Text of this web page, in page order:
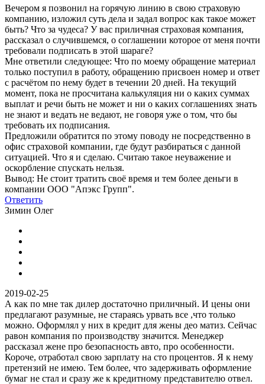
Вечером я позвонил на горячую линию в свою страховую
компанию, изложил суть дела и задал вопрос как такое может
быть? Что за чудеса? У вас приличная страховая компания,
рассказал о случившемся, о соглашении которое от меня почти
требовали подписать в этой шараге?
Мне ответили следующее: Что по моему обращение материал
только поступил в работу, обращению присвоен номер и ответ
с расчётом по нему будет в течении 20 дней. На текущий
момент, пока не просчитана калькуляция ни о каких суммах
выплат и речи быть не может и ни о каких соглашениях знать
не знают и ведать не ведают, не говоря уже о том, что бы
требовать их подписания.
Предложили обратится по этому поводу не посредственно в
офис страховой компании, где будут разбираться с данной
ситуацией. Что я и сделаю. Считаю такое неуважение и
оскорбление спускать нельзя.
Вывод: Не стоит тратить своё время и тем более деньги в
компании ООО "Апэкс Групп".
Ответить
Зимин Олег
2019-02-25
А как по мне так дилер достаточно приличный. И цены они
предлагают разумные, не стараясь урвать все ,что только
можно. Оформлял у них в кредит для жены део матиз. Сейчас
равон компания по производству значится. Менеджер
рассказал жене про безопасность авто, про особенности.
Короче, отработал свою зарплату на сто процентов. Я к нему
претензий не имею. Тем более, что задерживать оформление
бумаг не стал и сразу же к кредитному представителю отвел.